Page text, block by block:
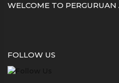
WELCOME TO
FOLLOW US